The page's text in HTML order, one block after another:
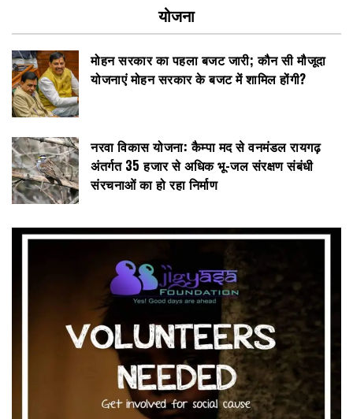
योजना
मोहन सरकार का पहला बजट जारी; कौन सी मौजूदा
योजनाएं मोहन सरकार के बजट में शामिल होंगी?
नरवा विकास योजना: कैम्पा मद से वनमंडल रायगढ़
अंतर्गत 35 हजार से अधिक भू-जल संरक्षण संबंधी
संरचनाओं का हो रहा निर्माण